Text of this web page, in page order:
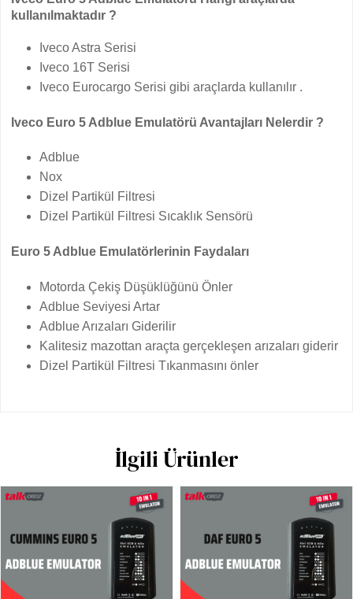
kullanılmaktadır ?
Iveco Astra Serisi
Iveco 16T Serisi
Iveco Eurocargo Serisi gibi araçlarda kullanılır .
Iveco Euro 5 Adblue Emulatörü Avantajları Nelerdir ?
Adblue
Nox
Dizel Partikül Filtresi
Dizel Partikül Filtresi Sıcaklık Sensörü
Euro 5 Adblue Emulatörlerinin Faydaları
Motorda Çekiş Düşüklüğünü Önler
Adblue Seviyesi Artar
Adblue Arızaları Giderilir
Kalitesiz mazottan araçta gerçekleşen arızaları giderir
Dizel Partikül Filtresi Tıkanmasını önler
İlgili Ürünler